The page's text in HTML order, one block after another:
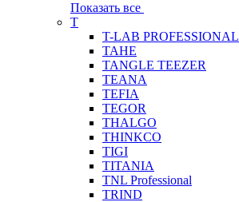
Показать все
T
T-LAB PROFESSIONAL
TAHE
TANGLE TEEZER
TEANA
TEFIA
TEGOR
THALGO
THINKCO
TIGI
TITANIA
TNL Professional
TRIND